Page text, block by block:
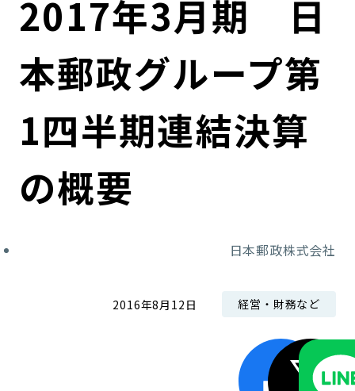
コンプライアンス
ガバナンス
ローカル共創イニシアティブ
関連事業
個人投資家のみなさまへ
株式情報
IRカレンダー
担当役員メッセージ
サステナビリティマネジメント
社会
2017年3月期 日
本郵政グループ第
1四半期連結決算
の概要
日本郵政株式会社
2016年8月12日 経営・財務など